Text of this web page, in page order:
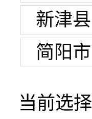
新津县
简阳市
当前选择